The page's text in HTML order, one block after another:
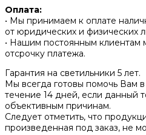
Оплата:
• Мы принимаем к оплате
от юридических и физических
• Нашим постоянным клиентам
отсрочку платежа.
Гарантия на светильники 5 лет.
Мы всегда готовы помочь Вам
течение 14 дней, если данный
объективным причинам.
Следует отметить, что
произведенная под заказ, не